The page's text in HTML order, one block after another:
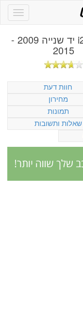
יונדאי i20 יד שנייה 2009 -
2015
חוות דעת
מחירון
תמונות
שאלות ותשובות